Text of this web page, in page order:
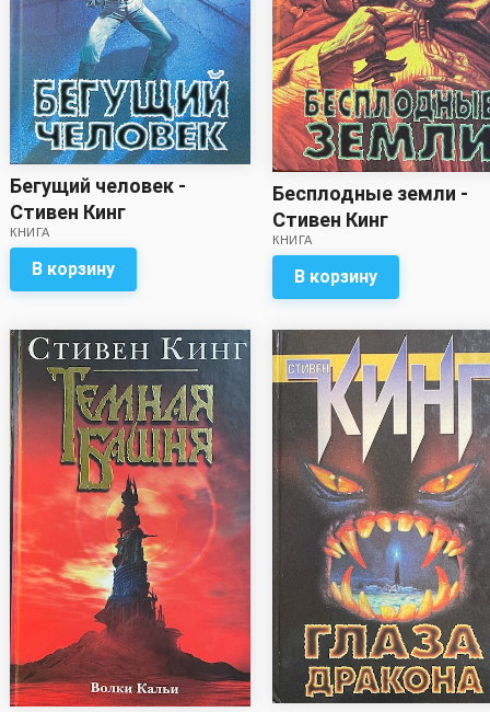
Бегущий человек -
Стивен Кинг
КНИГА
В корзину
Бесплодные земли -
Стивен Кинг
КНИГА
В корзину